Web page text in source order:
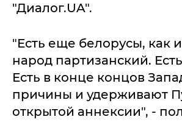
"Диалог.UA".
"Есть еще белорусы, как
народ партизанский.
Есть в конце концов
причины и удерживают
открытой аннексии", -